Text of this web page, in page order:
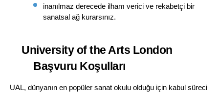
inanılmaz derecede ilham verici ve rekabetçi bir
sanatsal ağ kurarsınız.
University of the Arts London
Başvuru Koşulları
UAL, dünyanın en popüler sanat okulu olduğu için kabul süreci